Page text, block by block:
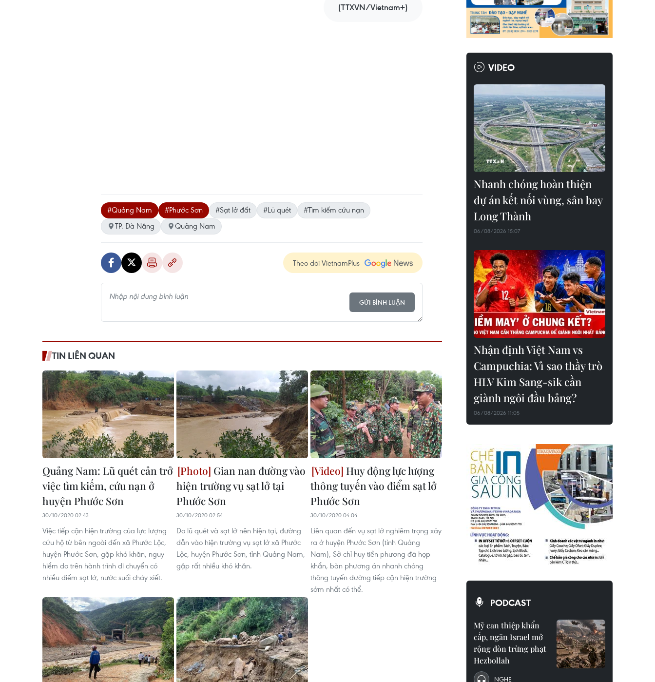
(TTXVN/Vietnam+)
#Quảng Nam #Phước Sơn #Sạt lở đất #Lũ quét
#Tìm kiếm cứu nạn
TP. Đà Nẵng
Quảng Nam
Theo dõi VietnamPlus
GỬI BÌNH LUẬN
TIN LIÊN QUAN
Quảng Nam: Lũ quét cản trở
việc tìm kiếm, cứu nạn ở
huyện Phước Sơn
30/10/2020 02:43
Việc tiếp cận hiện trường của lực lượng
cứu hộ từ bên ngoài đến xã Phước Lộc,
huyện Phước Sơn, gặp khó khăn, nguy
hiểm do trên hành trình di chuyển có
nhiều điểm sạt lở, nước suối chảy xiết.
Gian nan đường vào
hiện trường vụ sạt lở tại
Phước Sơn
30/10/2020 02:54
Do lũ quét và sạt lở nên hiện tại, đường
dẫn vào hiện trường vụ sạt lở xã Phước
Lộc, huyện Phước Sơn, tỉnh Quảng Nam,
gặp rất nhiều khó khăn.
Huy động lực lượng
thông tuyến vào điểm sạt lở
Phước Sơn
30/10/2020 04:04
Liên quan đến vụ sạt lở nghiêm trọng xảy
ra ở huyện Phước Sơn (tỉnh Quảng
Nam), Sở chỉ huy tiền phương đã họp
khẩn, bàn phương án nhanh chóng
thông tuyến đường tiếp cận hiện trường
sớm nhất có thể.
VIDEO
Nhanh chóng hoàn thiện
dự án kết nối vùng, sân bay
Long Thành
06/08/2026 15:07
Nhận định Việt Nam vs
Campuchia: Vì sao thầy trò
HLV Kim Sang-sik cần
giành ngôi đầu bảng?
06/08/2026 11:05
PODCAST
Mỹ can thiệp khẩn
cấp, ngăn Israel mở
rộng đòn trừng phạt
Hezbollah
NGHE